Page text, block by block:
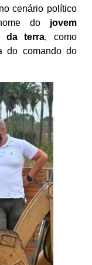
cenário político
do jovem
da terra, como
do comando do